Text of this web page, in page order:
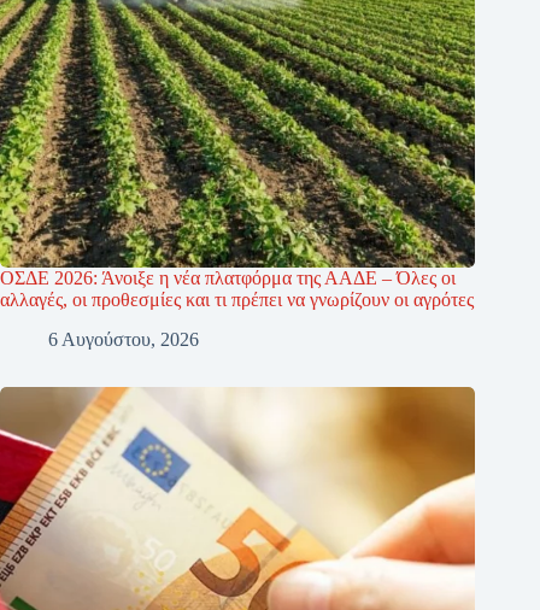
ΟΣΔΕ 2026: Άνοιξε η νέα πλατφόρμα της ΑΑΔΕ – Όλες οι
αλλαγές, οι προθεσμίες και τι πρέπει να γνωρίζουν οι αγρότες
6 Αυγούστου, 2026